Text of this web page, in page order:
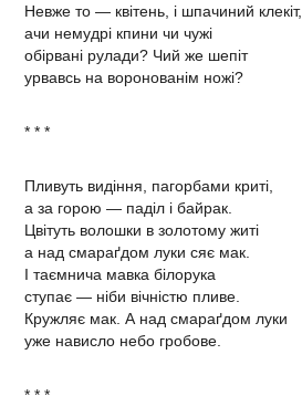
Невже то — квітень, і шпачиний клекіт,
ачи немудрі кпини чи чужі
обірвані рулади? Чий же шепіт
урвавсь на воронованім ножі?
* * *
Пливуть видіння, пагорбами криті,
а за горою — паділ і байрак.
Цвітуть волошки в золотому житі
а над смараґдом луки сяє мак.
І таємнича мавка білорука
ступає — ніби вічністю пливе.
Кружляє мак. А над смараґдом луки
уже нависло небо гробове.
* * *